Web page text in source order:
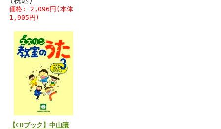
価格: 2,096円(本体
1,905円)
【CDブック】中山讓